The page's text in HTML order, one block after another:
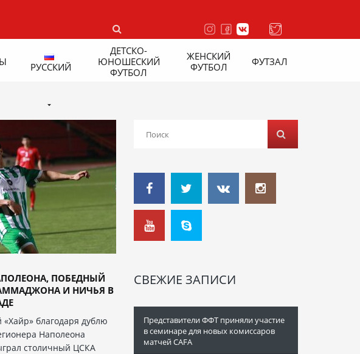
РУССКИЙ
ДЕТСКО-
ЮНОШЕСКИЙ
ФУТБОЛ
ЖЕНСКИЙ
ФУТБОЛ
ФУТЗАЛ
ПОБЕДНЫЙ
И НИЧЬЯ В
«Хайр» благодаря дублю
Наполеона
столичный ЦСКА
СВЕЖИЕ ЗАПИСИ
Представители ФФТ приняли участие
в семинаре для новых комиссаров
матчей CAFA